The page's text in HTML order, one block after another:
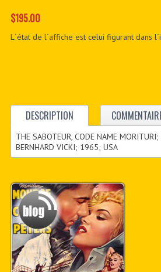
$195.00
L´état de l´affiche est celui figurant dans
DESCRIPTION
THE SABOTEUR, CODE NAME
BERNHARD VICKI; 1965; USA